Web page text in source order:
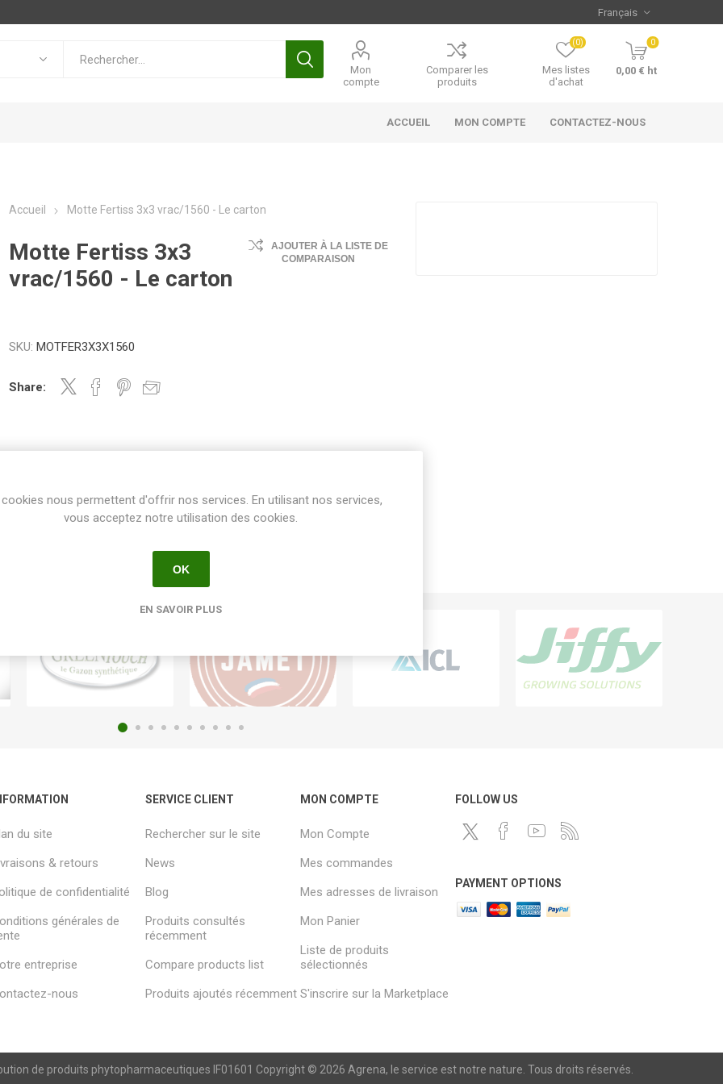
Mon
compte
Comparer les
produits
Mes listes
d'achat
(0) 0
0,00 € ht
ACCUEIL MON COMPTE CONTACTEZ-NOUS
Accueil Motte Fertiss 3x3 vrac/1560 - Le carton
Motte Fertiss 3x3
vrac/1560 - Le carton
AJOUTER À LA LISTE DE
COMPARAISON
SKU: MOTFER3X3X1560
Share:
du site
& retours
de confidentialité
générales de
entreprise
nous
SERVICE CLIENT
Rechercher sur le site
News
Blog
Produits consultés
récemment
Compare products list
Produits ajoutés récemment
MON COMPTE
Mon Compte
Mes commandes
Mes adresses de livraison
Mon Panier
Liste de produits
sélectionnés
S'inscrire sur la Marketplace
FOLLOW US
PAYMENT OPTIONS
de produits phytopharmaceutiques IF01601 Copyright © 2026 Agrena, le service est notre nature. Tous droits réservés.
nous permettent d'offrir nos services. En utilisant nos services,
vous acceptez notre utilisation des cookies.
OK
EN SAVOIR PLUS